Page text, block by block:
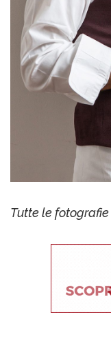
Tutte le